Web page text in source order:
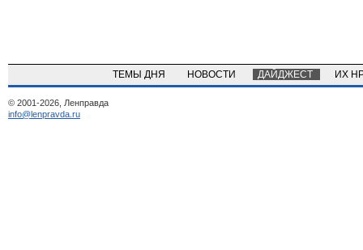
ТЕМЫ ДНЯ НОВОСТИ ДАЙДЖЕСТ ИХ
© 2001-2026, Ленправда
info@lenpravda.ru